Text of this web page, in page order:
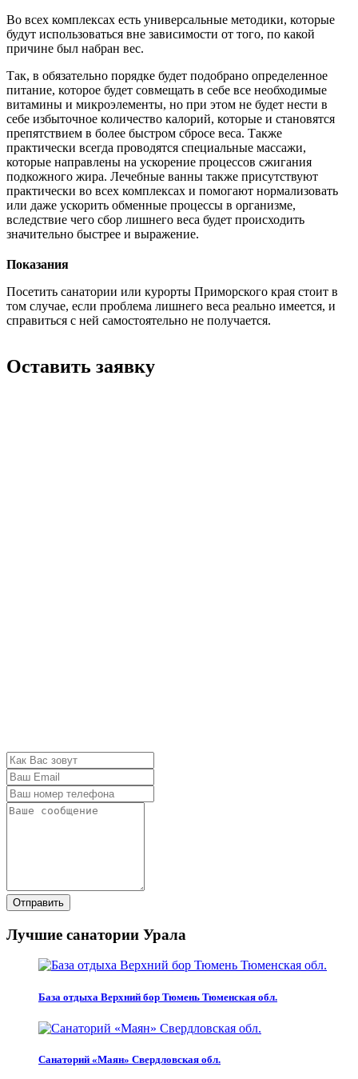
Во всех комплексах есть универсальные методики, которые
будут использоваться вне зависимости от того, по какой
причине был набран вес.
Так, в обязательно порядке будет подобрано определенное
питание, которое будет совмещать в себе все необходимые
витамины и микроэлементы, но при этом не будет нести в
себе избыточное количество калорий, которые и становятся
препятствием в более быстром сбросе веса. Также
практически всегда проводятся специальные массажи,
которые направлены на ускорение процессов сжигания
подкожного жира. Лечебные ванны также присутствуют
практически во всех комплексах и помогают нормализовать
или даже ускорить обменные процессы в организме,
вследствие чего сбор лишнего веса будет происходить
значительно быстрее и выражение.
Показания
Посетить санатории или курорты Приморского края стоит в
том случае, если проблема лишнего веса реально имеется, и
справиться с ней самостоятельно не получается.
Оставить заявку
Отправить
Лучшие санатории Урала
База отдыха Верхний бор Тюмень Тюменская обл.
Санаторий «Маян» Свердловская обл.